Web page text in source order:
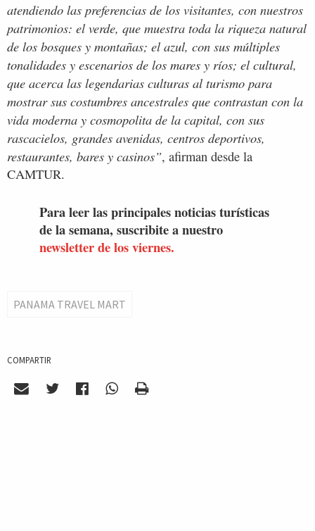
atendiendo las preferencias de los visitantes, con nuestros
patrimonios: el verde, que muestra toda la riqueza natural
de los bosques y montañas; el azul, con sus múltiples
tonalidades y escenarios de los mares y ríos; el cultural,
que acerca las legendarias culturas al turismo para
mostrar sus costumbres ancestrales que contrastan con la
vida moderna y cosmopolita de la capital, con sus
rascacielos, grandes avenidas, centros deportivos,
restaurantes, bares y casinos”, afirman desde la
CAMTUR.
Para leer las principales noticias turísticas
de la semana, suscribite a nuestro
newsletter de los viernes.
PANAMA TRAVEL MART
COMPARTIR